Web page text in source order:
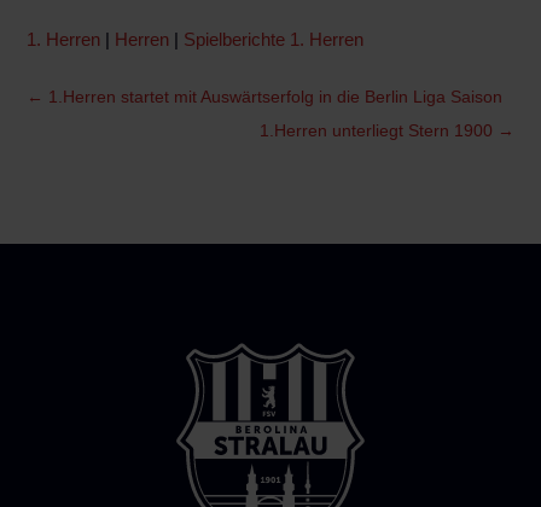
1. Herren | Herren | Spielberichte 1. Herren
← 1.Herren startet mit Auswärtserfolg in die Berlin Liga Saison
1.Herren unterliegt Stern 1900 →